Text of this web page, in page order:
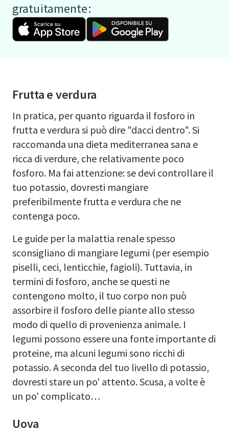
gratuitamente:
Frutta e verdura
In pratica, per quanto riguarda il fosforo in
frutta e verdura si può dire "dacci dentro". Si
raccomanda una dieta mediterranea sana e
ricca di verdure, che relativamente poco
fosforo. Ma fai attenzione: se devi controllare il
tuo potassio, dovresti mangiare
preferibilmente frutta e verdura che ne
contenga poco.
Le guide per la malattia renale spesso
sconsigliano di mangiare legumi (per esempio
piselli, ceci, lenticchie, fagioli). Tuttavia, in
termini di fosforo, anche se questi ne
contengono molto, il tuo corpo non può
assorbire il fosforo delle piante allo stesso
modo di quello di provenienza animale. I
legumi possono essere una fonte importante di
proteine, ma alcuni legumi sono ricchi di
potassio. A seconda del tuo livello di potassio,
dovresti stare un po' attento. Scusa, a volte è
un po' complicato…
Uova